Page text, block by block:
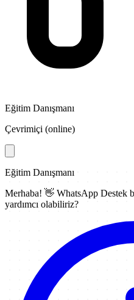
Eğitim Danışmanı
Çevrimiçi (online)
Eğitim Danışmanı
Merhaba! 👋 WhatsApp Destek
yardımcı olabiliriz?